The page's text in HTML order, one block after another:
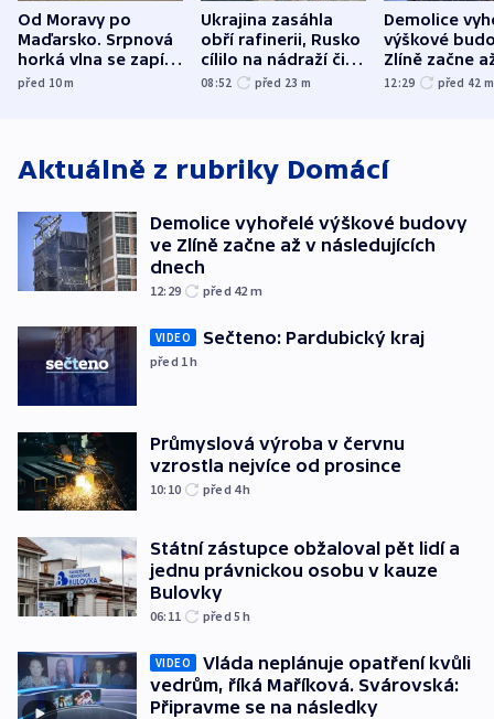
Od Moravy po
Maďarsko. Srpnová
horká vlna se zapíše
do dějin
před 10m
Ukrajina zasáhla
obří rafinerii, Rusko
cílilo na nádraží či
autobus
08:52 před 23 m
Demolice
výškové
Zlíně začne
následujících
12:29 před 42 m
Aktuálně z rubriky Domácí
Demolice vyhořelé výškové budovy
ve Zlíně začne až v následujících
dnech
12:29 před 42 m
VIDEO Sečteno: Pardubický kraj
před 1h
Průmyslová výroba v červnu
vzrostla nejvíce od prosince
10:10 před 4h
Státní zástupce obžaloval pět lidí a
jednu právnickou osobu v kauze
Bulovky
06:11 před 5h
VIDEO
Vláda neplánuje opatření kvůli
vedrům, říká Maříková. Svárovská:
Připravme se na následky